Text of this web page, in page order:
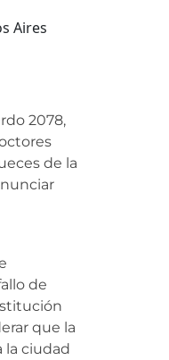
Aires
2078,
de la
de
que la
la ciudad